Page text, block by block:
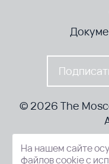
© 2026 The
52-8,
На нашем сайте
файлов cookie с